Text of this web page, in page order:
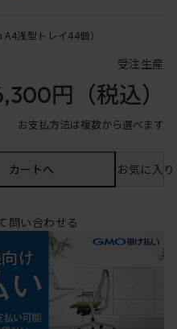
浅型トレイ44個）
受注生産
円 （税込）
お支払方法は複数から選べます
カートへ お気に入
問い合わせる